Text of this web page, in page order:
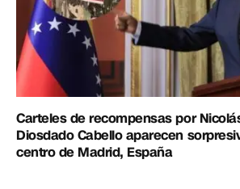
Carteles de recompensas por
Diosdado Cabello aparecen
centro de Madrid, España